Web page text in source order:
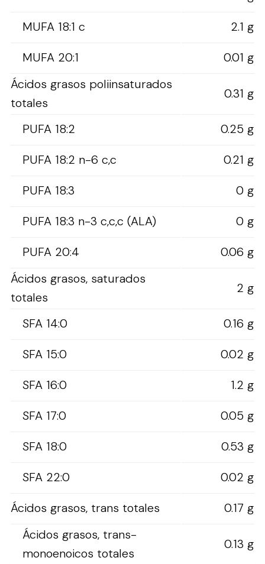
MUFA 18:1 c
2.1 g
MUFA 20:1
0.01 g
Ácidos grasos poliinsaturados
totales
0.31 g
PUFA 18:2
0.25 g
PUFA 18:2 n-6 c,c
0.21 g
PUFA 18:3
0 g
PUFA 18:3 n-3 c,c,c (ALA)
0 g
PUFA 20:4
0.06 g
Ácidos grasos, saturados
totales
2 g
SFA 14:0
0.16 g
SFA 15:0
0.02 g
SFA 16:0
1.2 g
SFA 17:0
0.05 g
SFA 18:0
0.53 g
SFA 22:0
0.02 g
Ácidos grasos, trans totales
0.17 g
Ácidos grasos, trans-
monoenoicos totales
0.13 g